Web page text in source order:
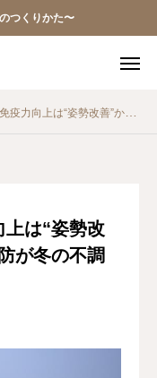
つくりかた〜
”から始める猫背姿勢予防が冬の不調を招く理由とは？
上は“姿勢改
が冬の不調
WEB予約